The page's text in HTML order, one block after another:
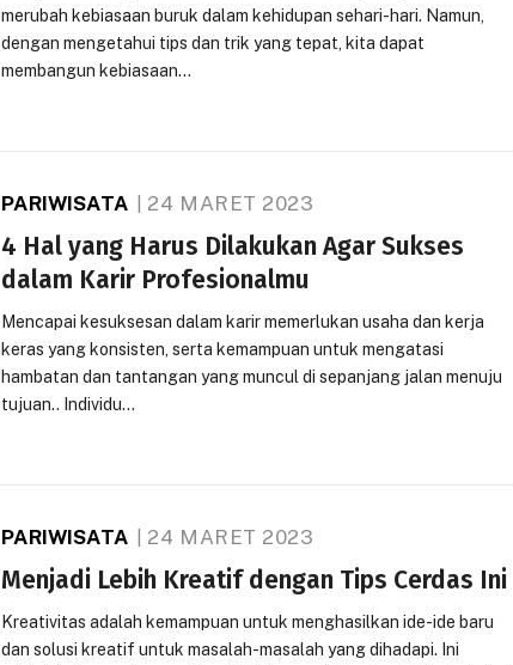
merubah kebiasaan buruk dalam kehidupan sehari-hari. Namun,
dengan mengetahui tips dan trik yang tepat, kita dapat
membangun kebiasaan…
PARIWISATA 24 MARET 2023
4 Hal yang Harus Dilakukan Agar Sukses
dalam Karir Profesionalmu
Mencapai kesuksesan dalam karir memerlukan usaha dan kerja
keras yang konsisten, serta kemampuan untuk mengatasi
hambatan dan tantangan yang muncul di sepanjang jalan menuju
tujuan.. Individu…
PARIWISATA 24 MARET 2023
Menjadi Lebih Kreatif dengan Tips Cerdas Ini
Kreativitas adalah kemampuan untuk menghasilkan ide-ide baru
dan solusi kreatif untuk masalah-masalah yang dihadapi. Ini